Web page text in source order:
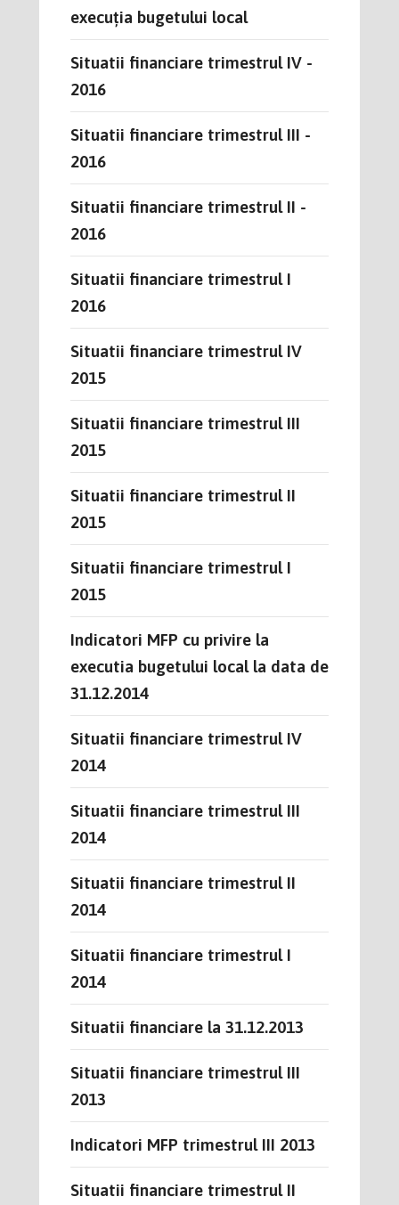
execuția bugetului local
Situatii financiare trimestrul IV -
2016
Situatii financiare trimestrul III -
2016
Situatii financiare trimestrul II -
2016
Situatii financiare trimestrul I
2016
Situatii financiare trimestrul IV
2015
Situatii financiare trimestrul III
2015
Situatii financiare trimestrul II
2015
Situatii financiare trimestrul I
2015
Indicatori MFP cu privire la
executia bugetului local la data de
31.12.2014
Situatii financiare trimestrul IV
2014
Situatii financiare trimestrul III
2014
Situatii financiare trimestrul II
2014
Situatii financiare trimestrul I
2014
Situatii financiare la 31.12.2013
Situatii financiare trimestrul III
2013
Indicatori MFP trimestrul III 2013
Situatii financiare trimestrul II